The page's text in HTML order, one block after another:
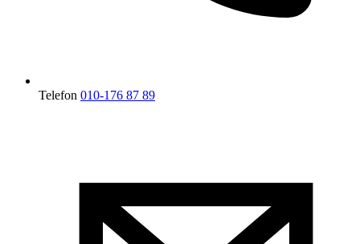
Telefon 010-176 87 89